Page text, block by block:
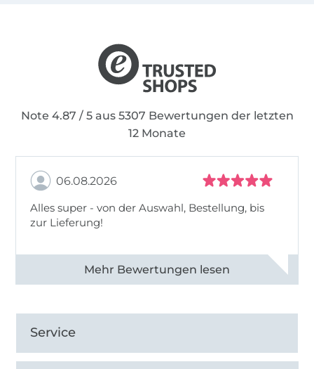
Note 4.87 / 5 aus 5307 Bewertungen der letzten
12 Monate
06.08.2026
Alles super - von der Auswahl, Bestellung, bis
zur Lieferung!
Alle 82968 Bewertungen ansehen
Service